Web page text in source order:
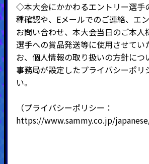
◇本大会にかかわるエントリー選手
種確認や、 Eメールでのご連絡、エ
お問い合わせ、本大会当日のご本人
選手への賞品発送等に使用させてい
お、個人情報の取り扱いの方針につ
事務局が設定したプライバシーポリ
い。
（プライバシーポリシー：
https://www.sammy.co.jp/